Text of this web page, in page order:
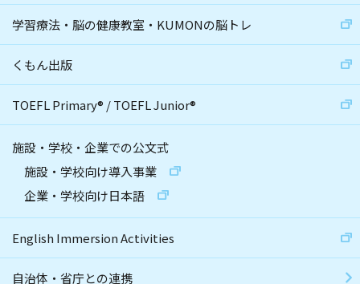
学習療法・脳の健康教室・KUMONの脳トレ
くもん出版
TOEFL Primary® /TOEFL Junior®
施設・学校・企業での公文式
施設・学校向け導入事業
企業・学校向け日本語
English Immersion Activities
自治体・省庁との連携